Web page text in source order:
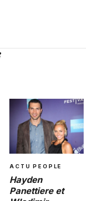
ACTU PEOPLE
Hayden
Panettiere et